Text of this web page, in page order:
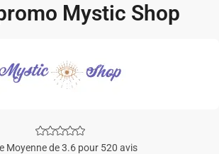
Mystic Shop
Moyenne de 3.6 pour 520 avis